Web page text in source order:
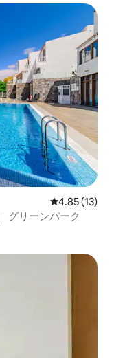
レビュー13
4.85 (13)
グリーンパーク